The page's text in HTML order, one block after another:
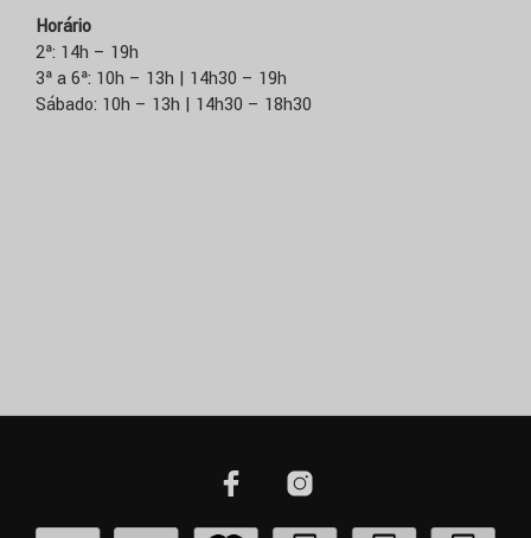
Horário
2ª: 14h – 19h
3ª a 6ª: 10h – 13h | 14h30 – 19h
Sábado: 10h – 13h | 14h30 – 18h30